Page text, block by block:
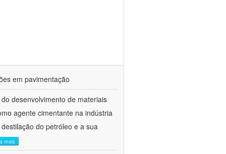
em pavimentação
desenvolvimento de materiais
agente cimentante na indústria
do petróleo e a sua
mais